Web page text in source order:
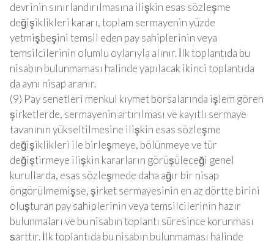
devrinin sınırlandırılmasına ilişkin esas sözleşme
değişiklikleri kararı, toplam sermayenin yüzde
yetmişbeşini temsil eden pay sahiplerinin veya
temsilcilerinin olumlu oylarıyla alınır. İlk toplantıda bu
nisabın bulunmaması halinde yapılacak ikinci toplantıda
da aynı nisap aranır.
(9) Pay senetleri menkul kıymet borsalarında işlem gören
şirketlerde, sermayenin artırılması ve kayıtlı sermaye
tavanının yükseltilmesine ilişkin esas sözleşme
değişiklikleri ile birleşmeye, bölünmeye ve tür
değiştirmeye ilişkin kararların görüşüleceği genel
kurullarda, esas sözleşmede daha ağır bir nisap
öngörülmemişse, şirket sermayesinin en az dörtte birini
oluşturan pay sahiplerinin veya temsilcilerinin hazır
bulunmaları ve bu nisabın toplantı süresince korunması
şarttır. İlk toplantıda bu nisabın bulunmaması halinde